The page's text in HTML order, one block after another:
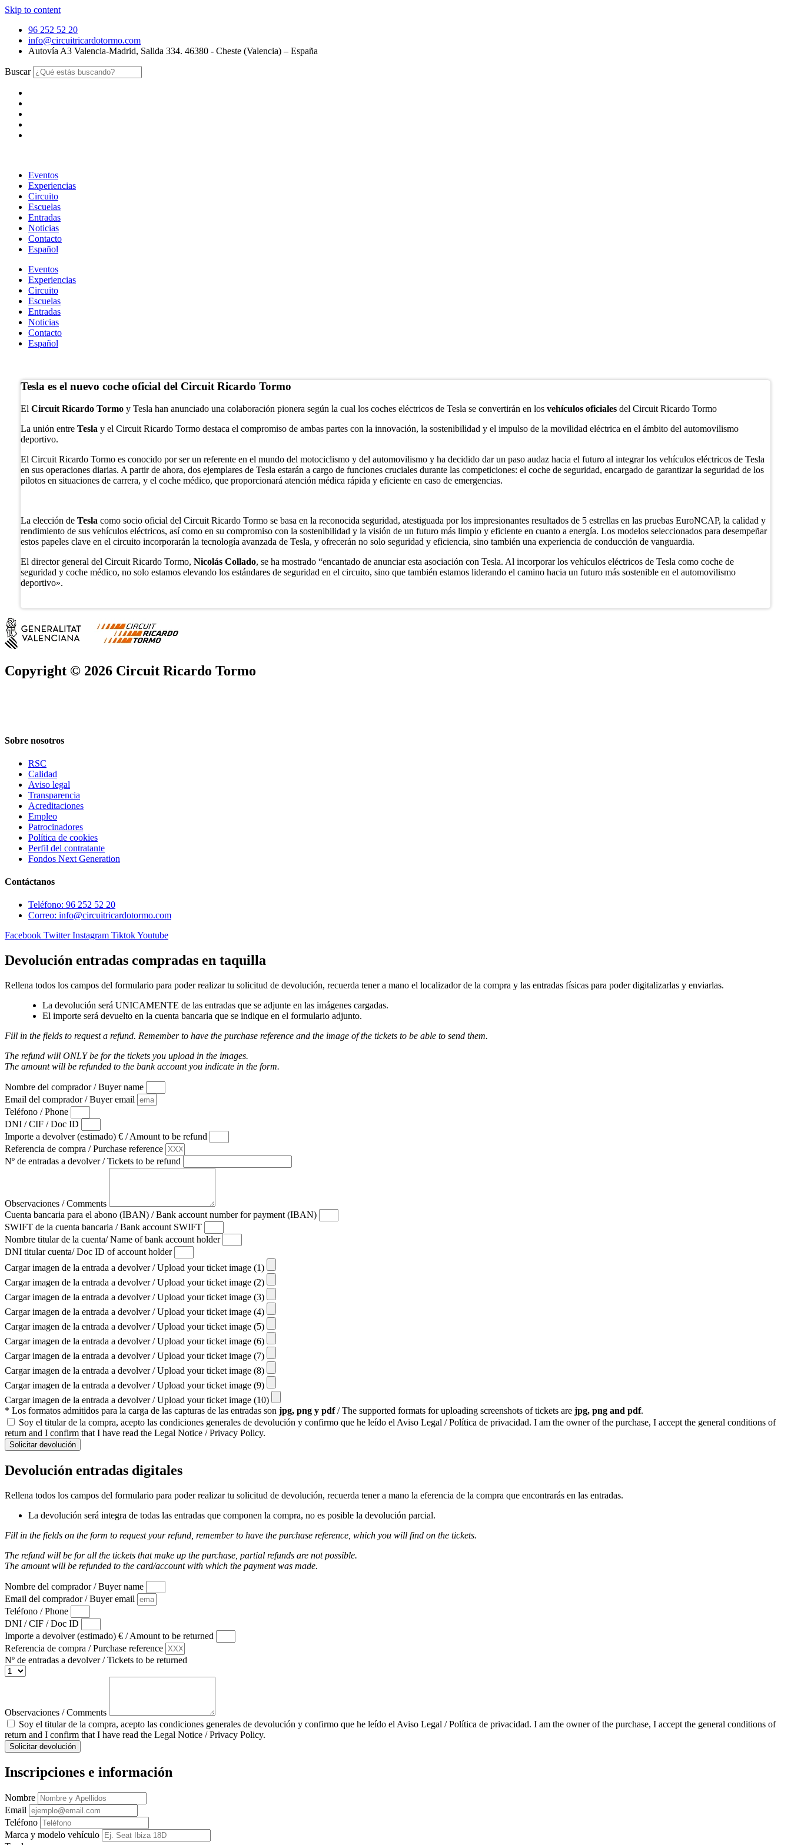
Skip to content
96 252 52 20
info@circuitricardotormo.com
Autovía A3 Valencia-Madrid, Salida 334. 46380 - Cheste (Valencia) – España
Buscar
Eventos
Experiencias
Circuito
Escuelas
Entradas
Noticias
Contacto
Español
Eventos
Experiencias
Circuito
Escuelas
Entradas
Noticias
Contacto
Español
Tesla es el nuevo coche oficial del Circuit Ricardo Tormo
ElCircuit Ricardo Tormoy Tesla han anunciado una colaboración pionera según la cual los coches eléctricos de Tesla se convertirán en los vehículos oficialesdel Circuit Ricardo Tormo
La unión entre Teslay el Circuit Ricardo Tormo destaca el compromiso de ambas partes con la innovación, la sostenibilidad y el impulso de la movilidad eléctrica en el ámbito del automovilismo
deportivo.
El Circuit Ricardo Tormo es conocido por ser un referente en el mundo del motociclismo y del automovilismo y ha decidido dar un paso audaz hacia el futuro al integrar los vehículos eléctricos de Tesla
en sus operaciones diarias. A partir de ahora, dos ejemplares de Tesla estarán a cargo de funciones cruciales durante las competiciones: el coche de seguridad, encargado de garantizar la seguridad de los
pilotos en situaciones de carrera, y el coche médico, que proporcionará atención médica rápida y eficiente en caso de emergencias.
La elección de Teslacomo socio oficial del Circuit Ricardo Tormo se basa en la reconocida seguridad, atestiguada por los impresionantes resultados de 5 estrellas en las pruebas EuroNCAP, la calidad y
rendimiento de sus vehículos eléctricos, así como en su compromiso con la sostenibilidad y la visión de un futuro más limpio y eficiente en cuanto a energía. Los modelos seleccionados para desempeñar
estos papeles clave en el circuito incorporarán la tecnología avanzada de Tesla, y ofrecerán no solo seguridad y eficiencia, sino también una experiencia de conducción de vanguardia.
El director general del Circuit Ricardo Tormo, Nicolás Collado, se ha mostrado “encantado de anunciar esta asociación con Tesla. Al incorporar los vehículos eléctricos de Tesla como coche de
seguridad y coche médico, no solo estamos elevando los estándares de seguridad en el circuito, sino que también estamos liderando el camino hacia un futuro más sostenible en el automovilismo
deportivo».
Copyright © 2026 Circuit Ricardo Tormo
Sobre nosotros
RSC
Calidad
Aviso legal
Transparencia
Acreditaciones
Empleo
Patrocinadores
Política de cookies
Perfil del contratante
Fondos Next Generation
Contáctanos
Teléfono: 96 252 52 20
Correo: info@circuitricardotormo.com
Facebook Twitter Instagram TiktokYoutube
Devolución entradas compradas en taquilla
Rellena todos los campos del formulario para poder realizar tu solicitud de devolución, recuerda tener a mano el localizador de la compra y las entradas físicas para poder digitalizarlas y enviarlas.
La devolución será UNICAMENTE de las entradas que se adjunte en las imágenes cargadas.
El importe será devuelto en la cuenta bancaria que se indique en el formulario adjunto.
Fill in the fields to request a refund. Remember to have the purchase reference and the image of the tickets to be able to send them.
The refund will ONLY be for the tickets you upload in the images.
The amount will be refunded to the bank account you indicate in the form.
Nombre del comprador / Buyer name
Email del comprador / Buyer email
Teléfono / Phone
DNI / CIF / Doc ID
Importe a devolver (estimado) € / Amount to be refund
Referencia de compra / Purchase reference
Nº de entradas a devolver / Tickets to be refund
Observaciones / Comments
Cuenta bancaria para el abono (IBAN) / Bank account number for payment (IBAN)
SWIFT de la cuenta bancaria / Bank account SWIFT
Nombre titular de la cuenta/ Name of bank account holder
DNI titular cuenta/ Doc ID of account holder
Cargar imagen de la entrada a devolver / Upload your ticket image (1)
Cargar imagen de la entrada a devolver / Upload your ticket image (2)
Cargar imagen de la entrada a devolver / Upload your ticket image (3)
Cargar imagen de la entrada a devolver / Upload your ticket image (4)
Cargar imagen de la entrada a devolver / Upload your ticket image (5)
Cargar imagen de la entrada a devolver / Upload your ticket image (6)
Cargar imagen de la entrada a devolver / Upload your ticket image (7)
Cargar imagen de la entrada a devolver / Upload your ticket image (8)
Cargar imagen de la entrada a devolver / Upload your ticket image (9)
Cargar imagen de la entrada a devolver / Upload your ticket image (10)
* Los formatos admitidos para la carga de las capturas de las entradas son jpg, png y pdf/ The supported formats for uploading screenshots of tickets are jpg, png and pdf.
Soy el titular de la compra, acepto las condiciones generales de devolución y confirmo que he leído el Aviso Legal / Política de privacidad. I am the owner of the purchase, I accept the general conditions of
return and I confirm that I have read the Legal Notice / Privacy Policy.
Solicitar devolución
Devolución entradas digitales
Rellena todos los campos del formulario para poder realizar tu solicitud de devolución, recuerda tener a mano la eferencia de la compra que encontrarás en las entradas.
La devolución será integra de todas las entradas que componen la compra, no es posible la devolución parcial.
Fill in the fields on the form to request your refund, remember to have the purchase reference, which you will find on the tickets.
The refund will be for all the tickets that make up the purchase, partial refunds are not possible.
The amount will be refunded to the card/account with which the payment was made.
Nombre del comprador / Buyer name
Email del comprador / Buyer email
Teléfono / Phone
DNI / CIF / Doc ID
Importe a devolver (estimado) € / Amount to be returned
Referencia de compra / Purchase reference
Nº de entradas a devolver / Tickets to be returned
Observaciones / Comments
Soy el titular de la compra, acepto las condiciones generales de devolución y confirmo que he leído el Aviso Legal / Política de privacidad. I am the owner of the purchase, I accept the general conditions of
return and I confirm that I have read the Legal Notice / Privacy Policy.
Solicitar devolución
Inscripciones e información
Nombre
Email
Teléfono
Marca y modelo vehículo